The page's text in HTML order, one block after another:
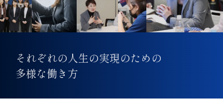
それぞれの人生の実現のための
多様な働き方